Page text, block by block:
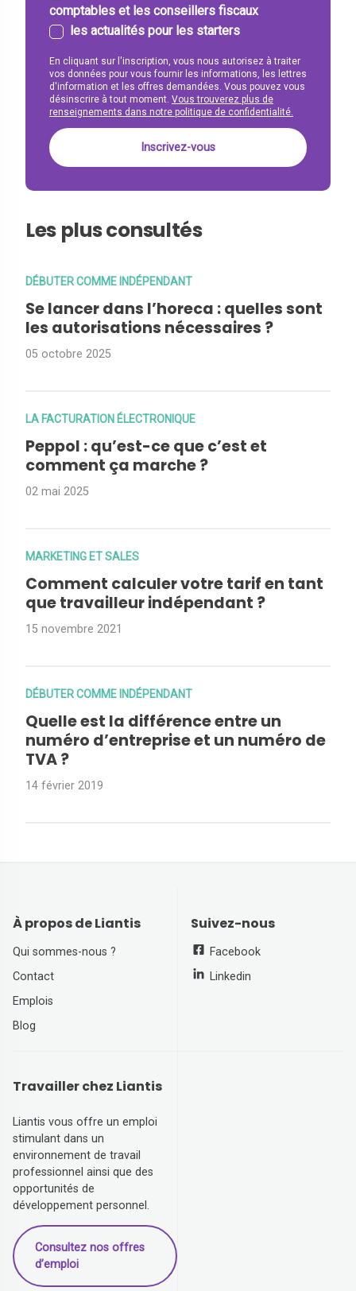
comptables et les conseillers fiscaux
les actualités pour les starters
En cliquant sur l'inscription, vous nous autorisez à traiter
vos données pour vous fournir les informations, les lettres
d'information et les offres demandées. Vous pouvez vous
désinscrire à tout moment. Vous trouverez plus de
renseignements dans notre politique de confidentialité.
Les plus consultés
DÉBUTER COMME INDÉPENDANT
Se lancer dans l’horeca : quelles sont
les autorisations nécessaires ?
05 octobre 2025
LA FACTURATION ÉLECTRONIQUE
Peppol : qu’est-ce que c’est et
comment ça marche ?
02 mai 2025
MARKETING ET SALES
Comment calculer votre tarif en tant
que travailleur indépendant ?
15 novembre 2021
DÉBUTER COMME INDÉPENDANT
Quelle est la différence entre un
numéro d’entreprise et un numéro de
TVA ?
14 février 2019
À propos de Liantis
Qui sommes-nous ?
Contact
Emplois
Blog
Suivez-nous
Facebook
Linkedin
Travailler chez Liantis
Liantis vous offre un emploi
stimulant dans un
environnement de travail
professionnel ainsi que des
opportunités de
développement personnel.
Consultez nos offres
d’emploi